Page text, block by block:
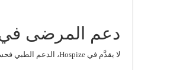
دعم المرضى في
لا يقدَّم في Hospize، الدعم الطبي فحسب، بل تمتد الأيادي بالدفء الإنساني للمسنين والمرضى في مراحلهم الأخيرة.